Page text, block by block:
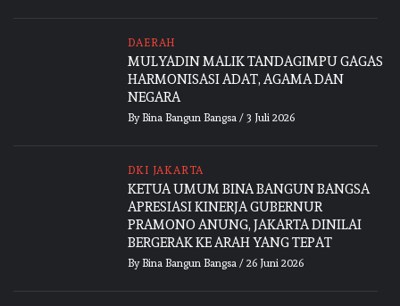
DAERAH
MULYADIN MALIK TANDAGIMPU GAGAS
HARMONISASI ADAT, AGAMA DAN
NEGARA
By Bina Bangun Bangsa/ 3 Juli 2026
DKI JAKARTA
KETUA UMUM BINA BANGUN BANGSA
APRESIASI KINERJA GUBERNUR
PRAMONO ANUNG, JAKARTA DINILAI
BERGERAK KE ARAH YANG TEPAT
By Bina Bangun Bangsa/ 26 Juni 2026